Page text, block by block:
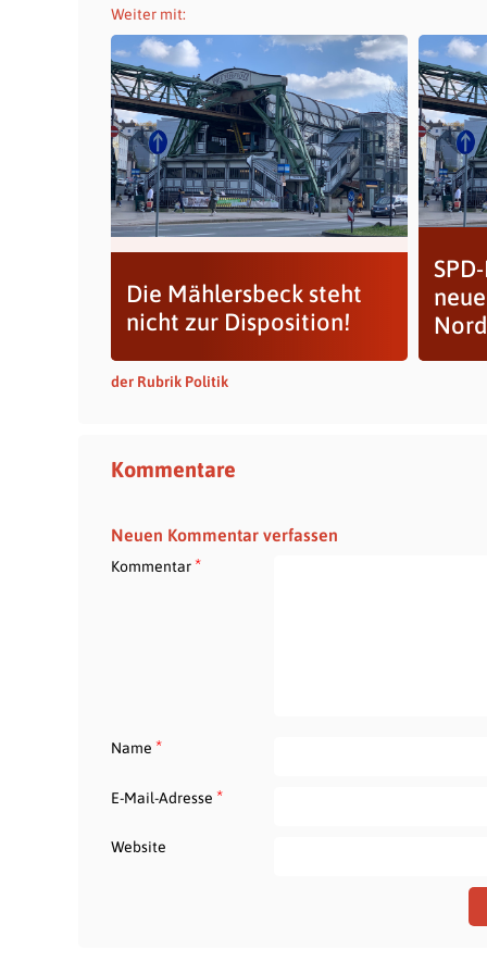
Weiter mit:
Die Mählersbeck steht
nicht zur Disposition!
der Rubrik Politik
Kommentare
Neuen Kommentar verfassen
Kommentar*
Name *
E-Mail-Adresse *
Website